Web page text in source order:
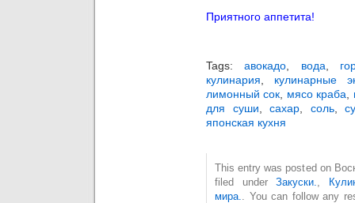
Приятного аппетита!
Tags:авокадо вода
кулинария
кулинарные
лимонный сок
мясо краба
для суши ,сахар соль,
японская кухня
This entry was posted on
filed under Закуски.
мира.
. You can follow any